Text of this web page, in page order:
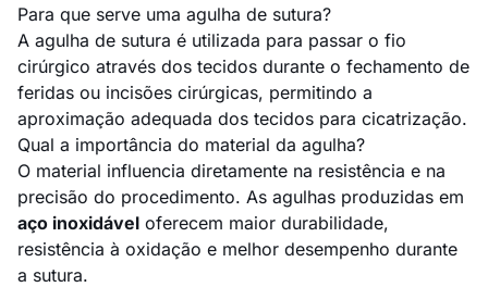
Para que serve uma agulha de sutura?
A agulha de sutura é utilizada para passar o fio
cirúrgico através dos tecidos durante o fechamento de
feridas ou incisões cirúrgicas, permitindo a
aproximação adequada dos tecidos para cicatrização.
Qual a importância do material da agulha?
O material influencia diretamente na resistência e na
precisão do procedimento. As agulhas produzidas em
aço inoxidável oferecem maior durabilidade,
resistência à oxidação e melhor desempenho durante
a sutura.